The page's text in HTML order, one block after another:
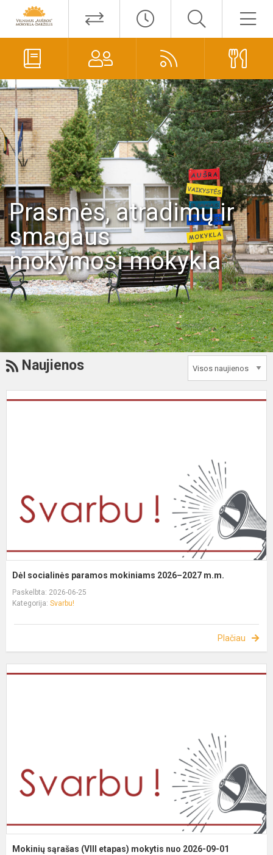
Prasmės, atradimų ir
smagaus
mokymosi mokykla
Naujienos
Dėl socialinės paramos mokiniams 2026–2027 m.m.
Paskelbta: 2026-06-25
Kategorija: Svarbu!
Plačiau
Mokinių sąrašas (VIII etapas) mokytis nuo 2026-09-01